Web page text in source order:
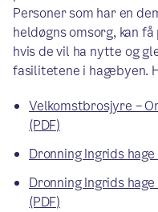
Personer som har en
heldøgns omsorg, kan
hvis de vil ha nytte og
fasilitetene i hagebyen.
Velkomstbrosjyre –
(PDF)
Dronning Ingrids
Dronning Ingrids
(PDF)